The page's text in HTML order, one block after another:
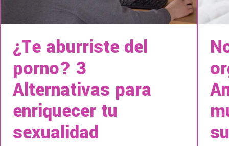
¿Te aburriste del
porno? 3
Alternativas para
enriquecer tu
sexualidad